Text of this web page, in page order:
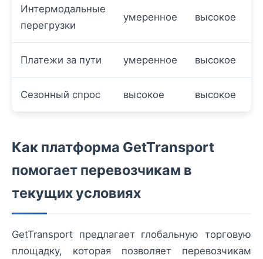
Интермодальные
перегрузки
умеренное высокое
Платежи за пути умеренное высокое
Сезонный спрос высокое высокое
Как платформа GetTransport
помогает перевозчикам в
текущих условиях
GetTransport предлагает глобальную торговую
площадку, которая позволяет перевозчикам